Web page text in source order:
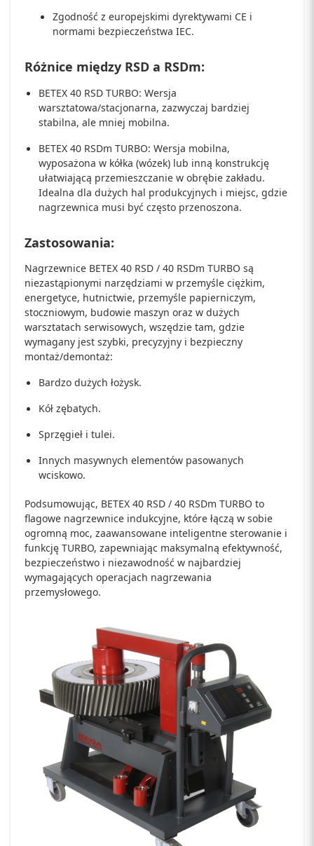
Zgodność z europejskimi dyrektywami CE i
normami bezpieczeństwa IEC.
Różnice między RSD a RSDm:
BETEX 40 RSD TURBO: Wersja
warsztatowa/stacjonarna, zazwyczaj bardziej
stabilna, ale mniej mobilna.
BETEX 40 RSDm TURBO: Wersja mobilna,
wyposażona w kółka (wózek) lub inną konstrukcję
ułatwiającą przemieszczanie w obrębie zakładu.
Idealna dla dużych hal produkcyjnych i miejsc, gdzie
nagrzewnica musi być często przenoszona.
Zastosowania:
Nagrzewnice BETEX 40 RSD / 40 RSDm TURBO są
niezastąpionymi narzędziami w przemyśle ciężkim,
energetyce, hutnictwie, przemyśle papierniczym,
stoczniowym, budowie maszyn oraz w dużych
warsztatach serwisowych, wszędzie tam, gdzie
wymagany jest szybki, precyzyjny i bezpieczny
montaż/demontaż:
Bardzo dużych łożysk.
Kół zębatych.
Sprzęgieł i tulei.
Innych masywnych elementów pasowanych
wciskowo.
Podsumowując, BETEX 40 RSD / 40 RSDm TURBO to
flagowe nagrzewnice indukcyjne, które łączą w sobie
ogromną moc, zaawansowane inteligentne sterowanie i
funkcję TURBO, zapewniając maksymalną efektywność,
bezpieczeństwo i niezawodność w najbardziej
wymagających operacjach nagrzewania
przemysłowego.